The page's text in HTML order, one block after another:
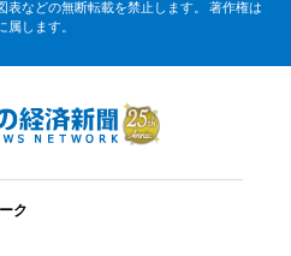
などの無断転載を禁止します。 著作権は
します。
ク